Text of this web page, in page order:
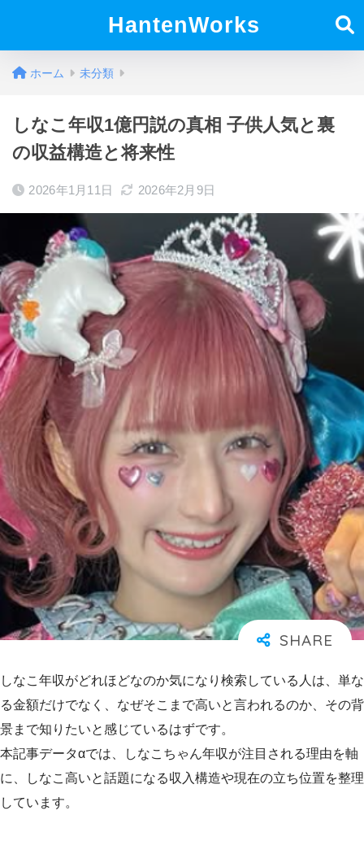
HantenWorks
ホーム 未分類
しなこ年収1億円説の真相 子供人気と裏
の収益構造と将来性
2026年1月11日 2026年2月9日
しなこ年収がどれほどなのか気になり検索している人は、単な
る金額だけでなく、なぜそこまで高いと言われるのか、その背
景まで知りたいと感じているはずです。
本記事データαでは、しなこちゃん年収が注目される理由を軸
に、しなこ高いと話題になる収入構造や現在の立ち位置を整理
しています。